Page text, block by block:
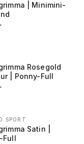
| Minimini-
Rosegold
| Ponny-Full
SPORT
Satin |
Full